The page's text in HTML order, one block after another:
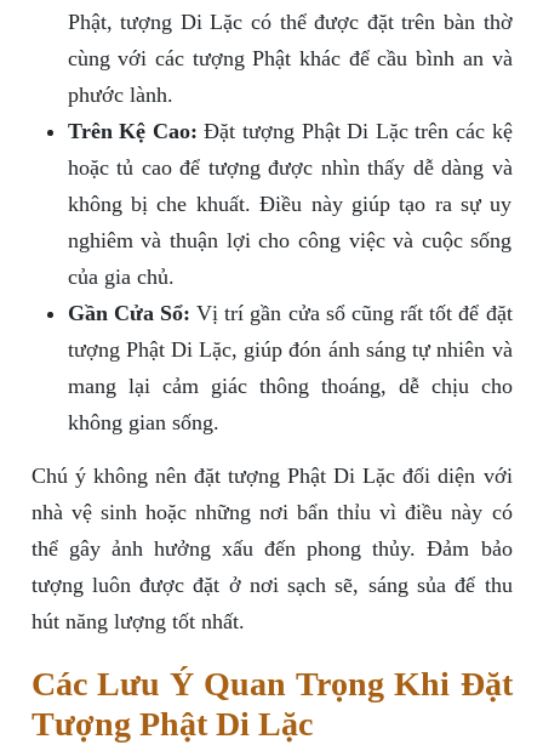
Phật, tượng Di Lặc có thể được đặt trên bàn thờ
cùng với các tượng Phật khác để cầu bình an và
phước lành.
Trên Kệ Cao: Đặt tượng Phật Di Lặc trên các kệ
hoặc tủ cao để tượng được nhìn thấy dễ dàng và
không bị che khuất. Điều này giúp tạo ra sự uy
nghiêm và thuận lợi cho công việc và cuộc sống
của gia chủ.
Gần Cửa Sổ: Vị trí gần cửa sổ cũng rất tốt để đặt
tượng Phật Di Lặc, giúp đón ánh sáng tự nhiên và
mang lại cảm giác thông thoáng, dễ chịu cho
không gian sống.
Chú ý không nên đặt tượng Phật Di Lặc đối diện với
nhà vệ sinh hoặc những nơi bẩn thỉu vì điều này có
thể gây ảnh hưởng xấu đến phong thủy. Đảm bảo
tượng luôn được đặt ở nơi sạch sẽ, sáng sủa để thu
hút năng lượng tốt nhất.
Các Lưu Ý Quan Trọng Khi Đặt
Tượng Phật Di Lặc